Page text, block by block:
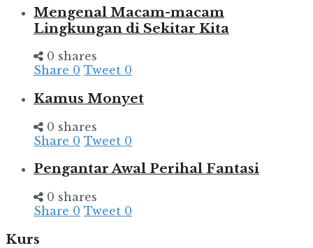
Mengenal Macam-macam
Lingkungan di Sekitar Kita
0 shares
Share 0 Tweet 0
Kamus Monyet
0 shares
Share 0 Tweet 0
Pengantar Awal Perihal Fantasi
0 shares
Share 0 Tweet 0
Kurs